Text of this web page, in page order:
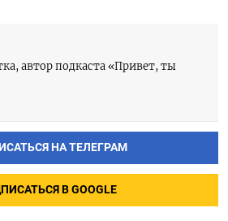
автор подкаста «Привет, ты
НА ТЕЛЕГРАМ
В GOOGLE